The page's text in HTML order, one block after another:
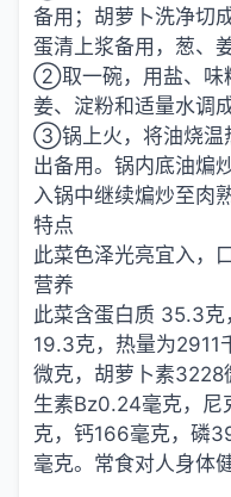
备用；胡萝卜洗净切
蛋清上浆备用，葱、
②取一碗，用盐、味
姜、淀粉和适量水调
③锅上火，将油烧温
出备用。锅内底油煸
入锅中继续煸炒至肉
特点
此菜色泽光亮宜入，
营养
此菜含蛋白质 35.3
19.3克，热量为2911
微克，胡萝卜素
生素Bz0.24毫克，尼
克，钙166毫克，磷
毫克。常食对人身体